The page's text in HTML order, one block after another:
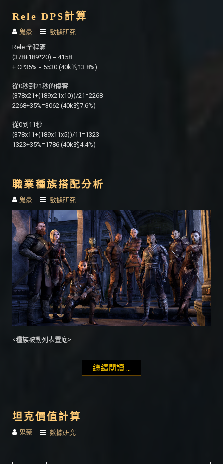
Rele DPS計算
鬼豪
數據研究
Rele 全程滿
(378+189*20) = 4158
+ CP35% = 5530 (40k的13.8%)
從0秒到21秒的傷害
(378x21+(189x21x10))/21=2268
2268+35%=3062 (40k的7.6%)
從0到11秒
(378x11+(189x11x5))/11=1323
1323+35%=1786 (40k的4.4%)
職業種族搭配分析
鬼豪 數據研究
<種族被動列表置底>
繼續閱讀 ...
坦克價值計算
鬼豪 數據研究